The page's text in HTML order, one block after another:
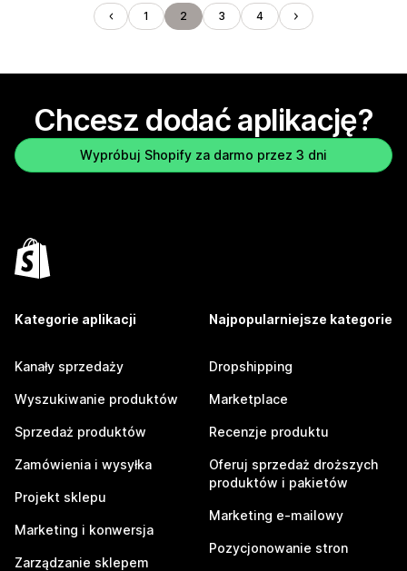
1 2 3 4
Chcesz dodać aplikację?
Wypróbuj Shopify za darmo przez 3 dni
Kategorie aplikacji
Kanały sprzedaży
Wyszukiwanie produktów
Sprzedaż produktów
Zamówienia i wysyłka
Projekt sklepu
Marketing i konwersja
Zarządzanie sklepem
Najpopularniejsze kategorie
Dropshipping
Marketplace
Recenzje produktu
Oferuj sprzedaż droższych
produktów i pakietów
Marketing e-mailowy
Pozycjonowanie stron